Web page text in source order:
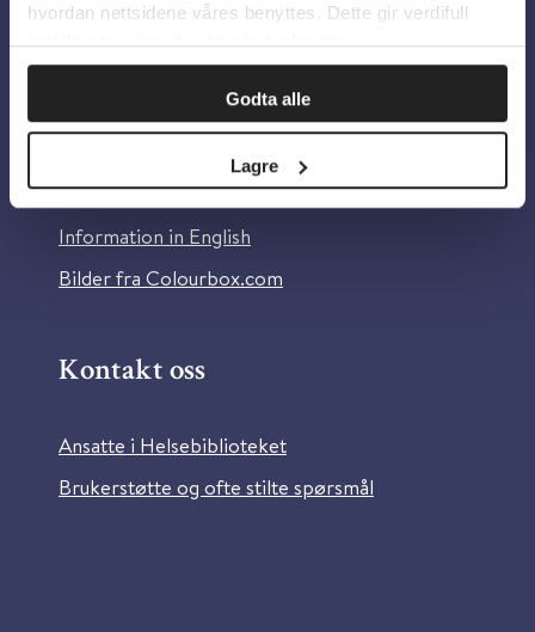
hvordan nettsidene våres benyttes. Dette gir verdifull
innsikt som gjør at vi kan forbedre oss.
Godta alle
Lagre
Om oss
Om Helsebiblioteket
Personvern og informasjonskapsler
Tilgjengelighetserklæring
Information in English
Bilder fra Colourbox.com
Kontakt oss
Ansatte i Helsebiblioteket
Brukerstøtte og ofte stilte spørsmål